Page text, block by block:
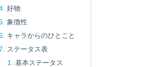
好物
象徴性
キャラからのひとこと
ステータス表
基本ステータス